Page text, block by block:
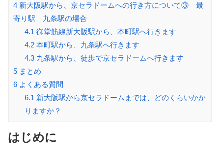
4 新大阪駅から、京セラドームへの行き方について③ 最
寄り駅 九条駅の場合
4.1 御堂筋線新大阪駅から、本町駅へ行きます
4.2本町駅から、九条駅へ行きます
4.3九条駅から、徒歩で京セラドームへ行きます
5 まとめ
6 よくある質問
6.1 新大阪駅から京セラドームまでは、どのくらいかか
りますか？
はじめに